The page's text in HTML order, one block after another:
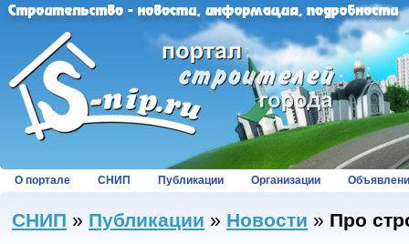
О портале СНИП Публикации Организации
СНИП » Публикации » Новости » Про